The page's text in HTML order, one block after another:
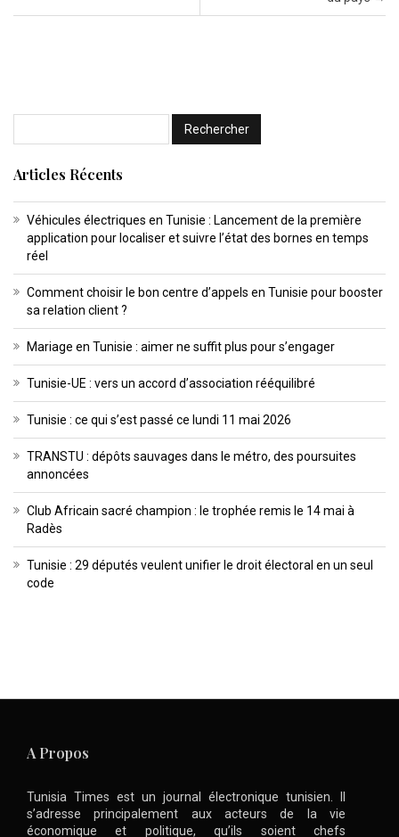
Articles Récents
Véhicules électriques en Tunisie : Lancement de la première
application pour localiser et suivre l’état des bornes en temps
réel
Comment choisir le bon centre d’appels en Tunisie pour booster
sa relation client ?
Mariage en Tunisie : aimer ne suffit plus pour s’engager
Tunisie-UE : vers un accord d’association rééquilibré
Tunisie : ce qui s’est passé ce lundi 11 mai 2026
TRANSTU : dépôts sauvages dans le métro, des poursuites
annoncées
Club Africain sacré champion : le trophée remis le 14 mai à
Radès
Tunisie : 29 députés veulent unifier le droit électoral en un seul
code
A Propos
Tunisia Times est un journal électronique tunisien. Il
s’adresse principalement aux acteurs de la vie
économique et politique, qu’ils soient chefs